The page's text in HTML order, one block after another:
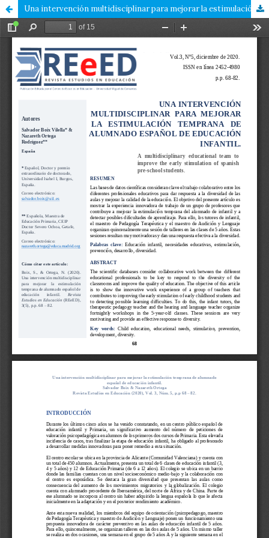
Una intervención multidisciplinar para mejorar la estimulación temprana de alumnado español de educación infantil.